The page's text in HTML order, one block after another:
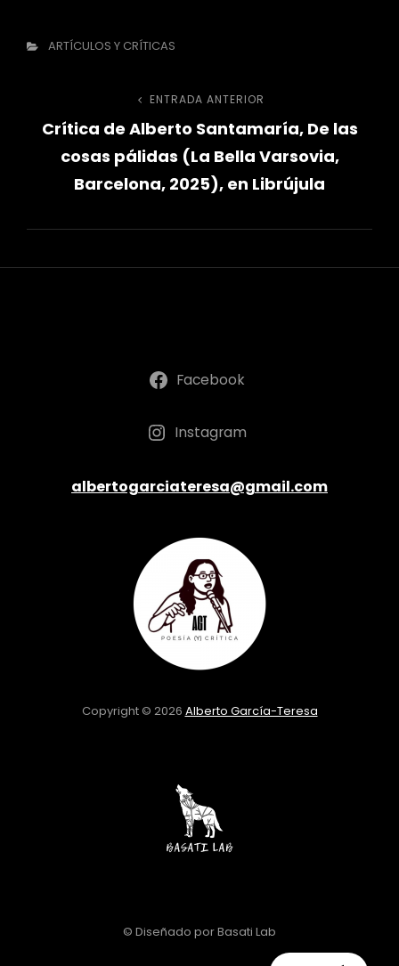
Categorías
ARTÍCULOS Y CRÍTICAS
Navegación
de
entradas
Entrada
anterior
ENTRADA ANTERIOR
Crítica de Alberto Santamaría, De las
cosas pálidas (La Bella Varsovia,
Barcelona, 2025), en Librújula
Facebook
Instagram
albertogarciateresa@gmail.com
Copyright © 2026 Alberto García-Teresa
© Diseñado por Basati Lab